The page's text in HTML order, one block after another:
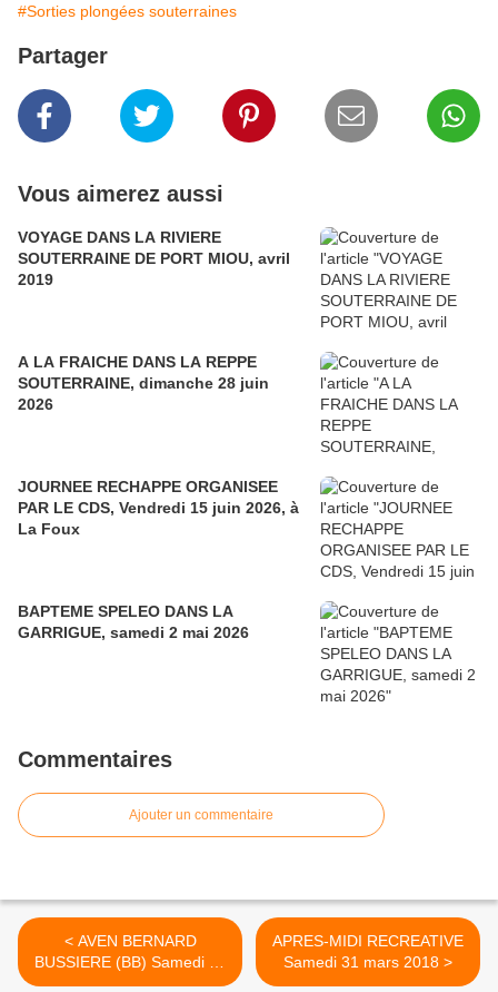
#Sorties plongées souterraines
Partager
Vous aimerez aussi
VOYAGE DANS LA RIVIERE
SOUTERRAINE DE PORT MIOU, avril
2019
A LA FRAICHE DANS LA REPPE
SOUTERRAINE, dimanche 28 juin
2026
JOURNEE RECHAPPE ORGANISEE
PAR LE CDS, Vendredi 15 juin 2026, à
La Foux
BAPTEME SPELEO DANS LA
GARRIGUE, samedi 2 mai 2026
Commentaires
Ajouter un commentaire
< AVEN BERNARD
BUSSIERE (BB) Samedi 24
mars 2018
APRES-MIDI RECREATIVE
Samedi 31 mars 2018 >